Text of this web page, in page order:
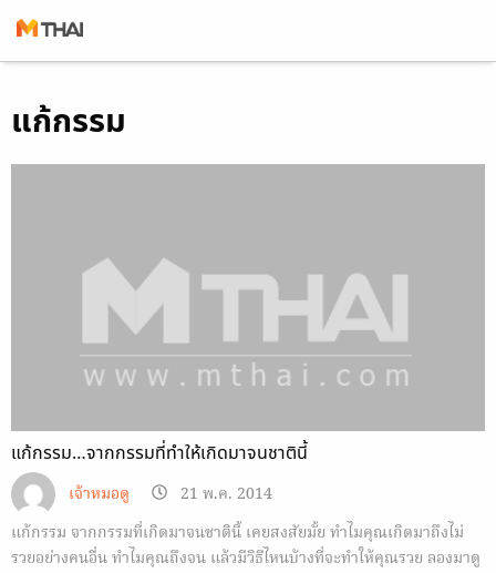
toแก้กรรม
แก้กรรม…จากกรรมที่ทำให้เกิดมาจนชาตินี้
เจ้าหมอดู
21 พ.ค. 2014
แก้กรรม จากกรรมที่เกิดมาจนชาตินี้ เคยสงสัยมั้ย ทำไมคุณเกิดมาถึงไม่
รวยอย่างคนอื่น ทำไมคุณถึงจน แล้วมีวิธีไหนบ้างที่จะทำให้คุณรวย ลองมาดู